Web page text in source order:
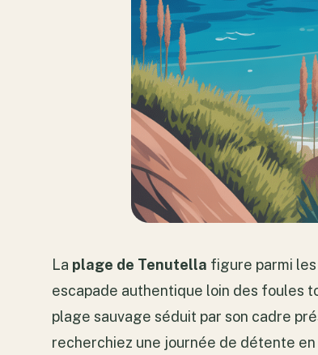
La plage de Tenutella figure parmi
escapade authentique loin des foules
plage sauvage séduit par son cadre
recherchiez une journée de détente